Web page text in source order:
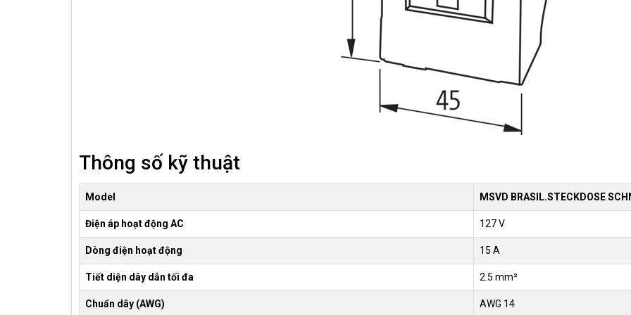
Thông số kỹ thuật
Model MSVD BRASIL.STECKDOSE
Điện áp hoạt động AC 127 V
Dòng điện hoạt động 15 A
Tiết diện dây dẫn tối đa 2.5 mm²
Chuẩn dây (AWG) AWG 14